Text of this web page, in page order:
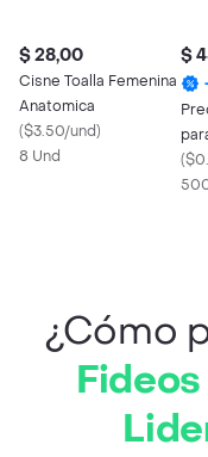
$ 28,00
Cisne Toalla Femenina
Anatomica
($3.50/und)
8 Und
$
(
¿Cómo